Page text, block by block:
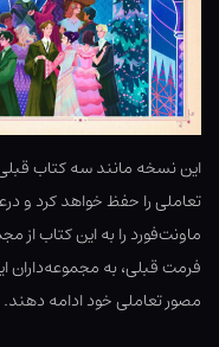
این نسخه مانند سه کتاب
تعاملی را حفظ خواهد کرد و
ماونت‌فورد را به این کتاب از
فرمت قبلی، به
مصور تعاملی خود ادامه دهند.